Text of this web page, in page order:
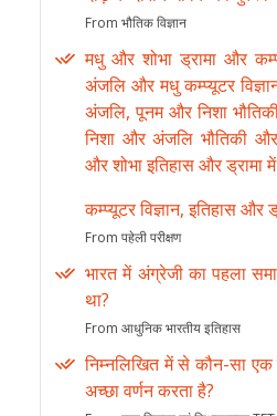
From भौतिक विज्ञान
मधु और शोभा ड्रामा और
अंजलि और मधु कम्प्यूटर
अंजलि, पूनम और निशा
निशा और अंजलि भौतिकी
और शोभा इतिहास और ड्रामा
कम्प्यूटर विज्ञान, इतिहास और
From पहेली परीक्षण
भारत में अंग्रेजी का पहला
था?
From आधुनिक भारतीय इतिहास
निम्नलिखित में से कौन-सा
अच्छा वर्णन करता है?